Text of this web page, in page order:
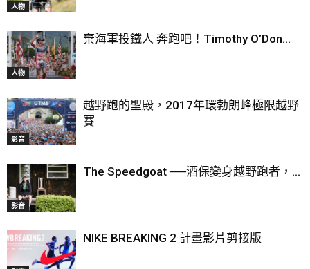
人物
人物
棄海軍投鐵人 奔跑吧！Timothy O’Don...
影音
越野跑的聖殿，2017年環勃朗峰極限越野
賽
影音
The Speedgoat ──酒保變身越野跑者，...
NIKE BREAKING 2 計畫影片剪接版